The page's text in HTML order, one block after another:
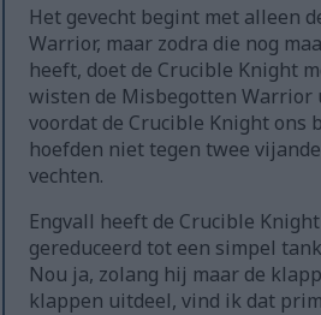
Het gevecht begint met alleen
Warrior, maar zodra die nog
heeft, doet de Crucible Knight
wisten de Misbegotten Warrior
voordat de Crucible Knight ons
hoefden niet tegen twee
vechten.
Engvall heeft de Crucible
gereduceerd tot een simpel
Nou ja, zolang hij maar de
klappen uitdeel, vind ik dat